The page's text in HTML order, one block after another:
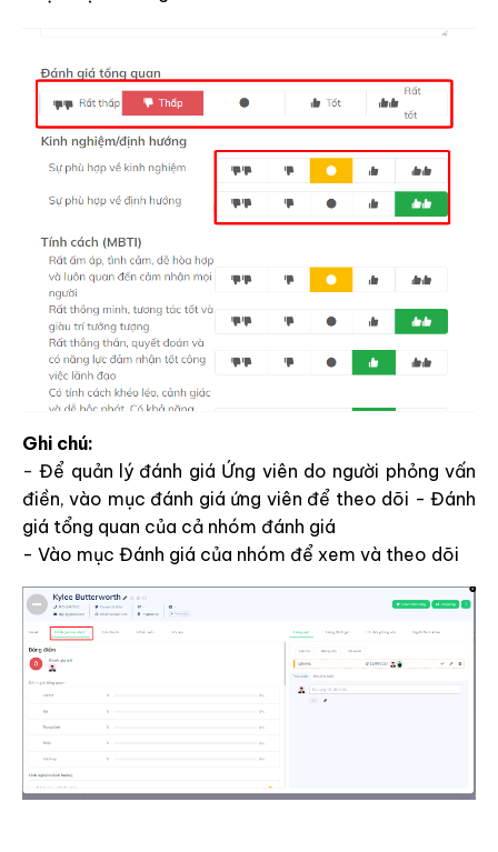
Ghi chú:
-Để quản lý đánh giá Ứng viên do người phỏng vấn
điền, vào mục đánh giá ứng viên để theo dõi - Đánh
giá tổng quan của cả nhóm đánh giá
- Vào mục Đánh giá của nhóm để xem và theo dõi